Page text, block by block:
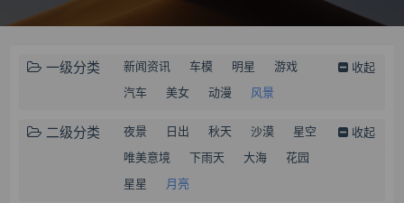
一级分类 新闻资讯 车模 明星 游戏
汽车 美女 动漫 风景
收起
二级分类 夜景 日出 秋天 沙漠 星空
唯美意境 下雨天 大海 花园
星星 月亮
收起